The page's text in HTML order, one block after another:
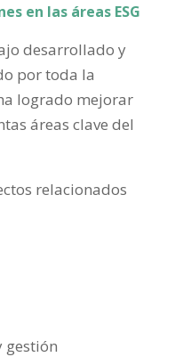
en las áreas ESG
desarrollado y
por toda la
logrado mejorar
áreas clave del
relacionados
gestión